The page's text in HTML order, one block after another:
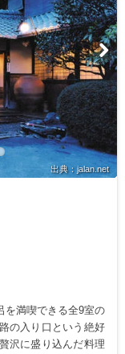
出典：jalan.net
を満喫できる全9室の
の入り口という絶好
沢に盛り込んだ料理